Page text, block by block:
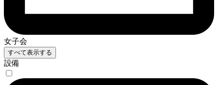
女子会
すべて表示する
設備